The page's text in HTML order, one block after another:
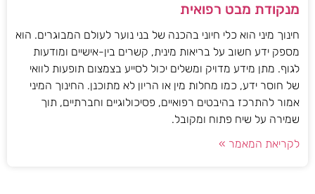
מנקודת מבט רפואית
חינוך מיני הוא כלי חיוני בהכנה של בני נוער לעולם המבוגרים. הוא
מספק ידע חשוב על בריאות מינית, קשרים בין-אישיים ומודעות
לגוף. מתן מידע מדויק ומשלים יכול לסייע בצמצום תופעות לוואי
של חוסר ידע, כמו מחלות מין או הריון לא מתוכנן. החינוך המיני
אמור להתרכז בהיבטים רפואיים, פסיכולוגיים וחברתיים, תוך
שמירה על שיח פתוח ומקובל.
לקריאת המאמר »